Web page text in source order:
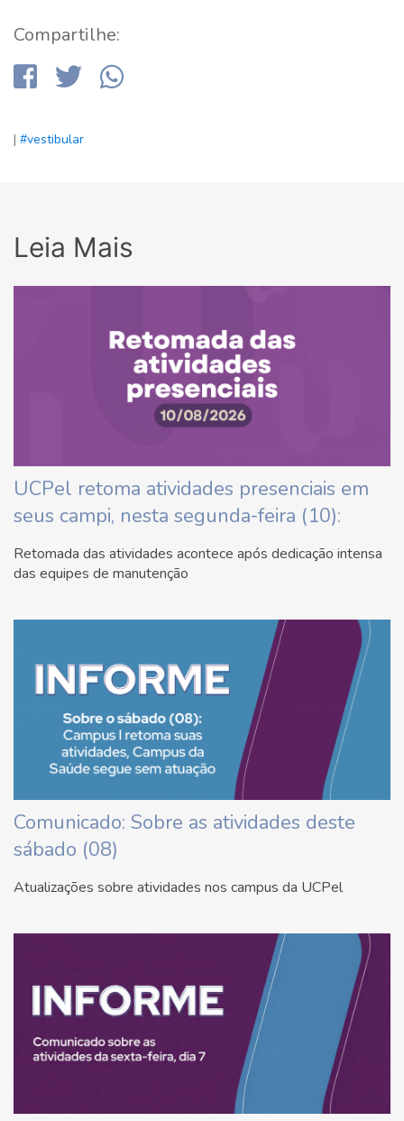
Compartilhe:
| #vestibular
Leia Mais
UCPel retoma atividades presenciais em
seus campi, nesta segunda-feira (10):
Retomada das atividades acontece após dedicação intensa
das equipes de manutenção
Comunicado: Sobre as atividades deste
sábado (08)
Atualizações sobre atividades nos campus da UCPel